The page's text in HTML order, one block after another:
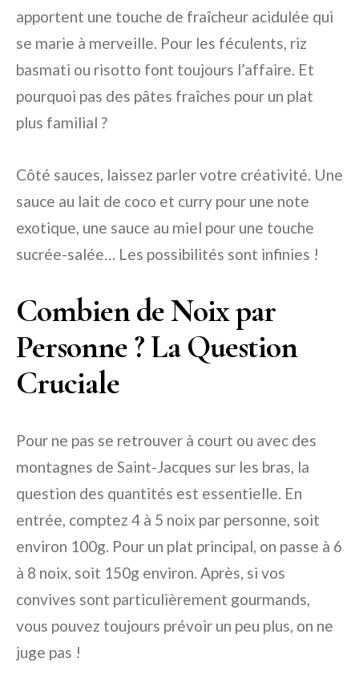
apportent une touche de fraîcheur acidulée qui
se marie à merveille. Pour les féculents, riz
basmati ou risotto font toujours l’affaire. Et
pourquoi pas des pâtes fraîches pour un plat
plus familial ?
Côté sauces, laissez parler votre créativité. Une
sauce au lait de coco et curry pour une note
exotique, une sauce au miel pour une touche
sucrée-salée… Les possibilités sont infinies !
Combien de Noix par
Personne ? La Question
Cruciale
Pour ne pas se retrouver à court ou avec des
montagnes de Saint-Jacques sur les bras, la
question des quantités est essentielle. En
entrée, comptez 4 à 5 noix par personne, soit
environ 100g. Pour un plat principal, on passe à 6
à 8 noix, soit 150g environ. Après, si vos
convives sont particulièrement gourmands,
vous pouvez toujours prévoir un peu plus, on ne
juge pas !